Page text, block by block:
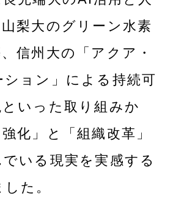
梨大のグリーン水素
信州大の「アクア・
ション」による持続可
いった取り組みか
化」と「組織改革」
いる現実を実感する
た。